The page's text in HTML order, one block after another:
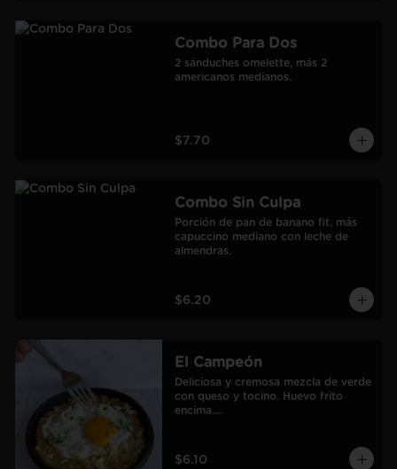
Combo Para Dos
2 sánduches omelette, más 2
americanos medianos.
$7.70
Combo Sin Culpa
Porción de pan de banano fit, más
capuccino mediano con leche de
almendras.
$6.20
El Campeón
Deliciosa y cremosa mezcla de verde
con queso y tocino. Huevo frito
encima.
$6.10